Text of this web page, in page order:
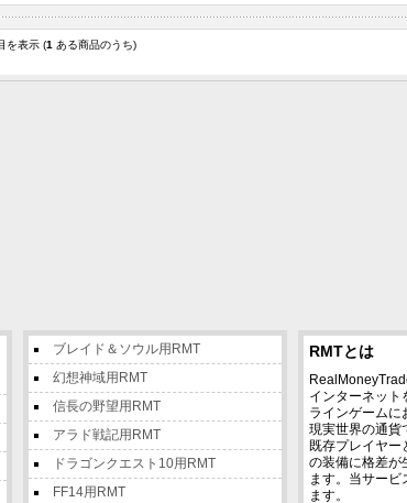
を表示 (1 ある商品のうち)
ブレイド＆ソウル用RMT
幻想神域用RMT
信長の野望用RMT
アラド戦記用RMT
ドラゴンクエスト10用RMT
FF14用RMT
RMTとは
インターネット
ラインゲームに
現実世界の通貨
既存プレイヤー
の装備に格差が
ます。当サービ
ます。